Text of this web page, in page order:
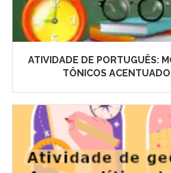
ATIVIDADE DE PORTUGUÊS:
TÔNICOS